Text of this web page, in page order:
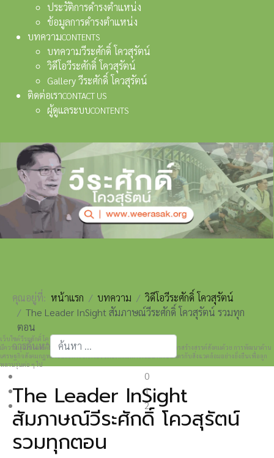
ประวัติการดำรงตำแหน่ง
ข้อมูลการดำรงตำแหน่ง
บทความCONTENTS
บทความวีระศักดิ์ โควสุรัตน์
วิดีโอวีระศักดิ์ โควสุรัตน์
Gallery วีระศักดิ์ โควสุรัตน์
ติดต่อเราCONTACT US
ผู้ดูแลระบบCONTENTS
เว็บไซต์วีระศักดิ์ โควสุรัตน์ www.weerasak.org
มีความมุ่งมั่นเเละตั้งใจในการเผยแพร่เรื่องราวความรู้ความเข้าใจในการสร้างสรรค์สังคมด้วย การพัฒนาด้าน
เศรษฐกิจสังคมกฎหมายและการปกครอง เพื่อให้เกิดการพัฒนาที่เป็นมิตรกับสิ่งแวดล้อมอย่างยั่งยืนเพื่อลูก
หลานรุ่นต่อ ๆ ไป
0
1
2
คุณอยู่ที่: หน้าแรก บทความ
วิดีโอวีระศักดิ์ โควสุรัตน์
The Leader InSight สัมภาษณ์วีระศักดิ์ โควสุรัตน์ รวมทุก
ตอน
การค้นหา
Type 2 or more characters for results.
The Leader InSight
สัมภาษณ์วีระศักดิ์ โควสุรัตน์
รวมทุกตอน